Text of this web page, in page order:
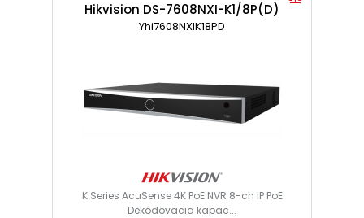
Hikvision DS-7608NXI-K1/8P(D)
Yhi7608NXIK18PD
K Series AcuSense 4K PoE NVR 8-ch IP PoE
Dekódovacia kapac...